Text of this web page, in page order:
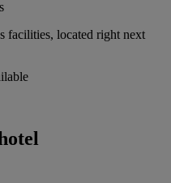
facilities, located right next